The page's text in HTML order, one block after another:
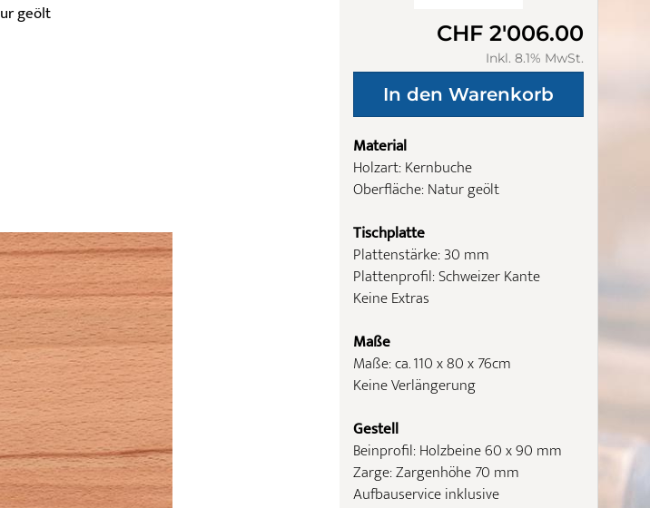
geölt
CHF 2'006.00
Inkl. 8.1% MwSt.
Material
Holzart: Kernbuche
Oberfläche: Natur geölt
Tischplatte
Plattenstärke: 30 mm
Plattenprofil: Schweizer Kante
Keine Extras
Maße
Maße: ca. 110 x 80 x 76cm
Keine Verlängerung
Gestell
Beinprofil: Holzbeine 60 x 90 mm
Zarge: Zargenhöhe 70 mm
Aufbauservice inklusive